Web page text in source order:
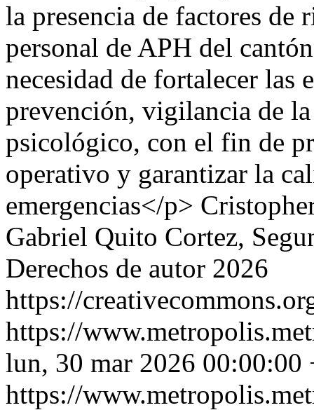
la presencia de factores de
personal de APH del
necesidad de fortalecer las
prevención, vigilancia de
psicológico, con el fin de
operativo y garantizar la
emergencias</p>
Gabriel Quito Cortez,
Derechos de autor 2026
https://
https://
lun, 30 mar 2026 00:00:00
https://